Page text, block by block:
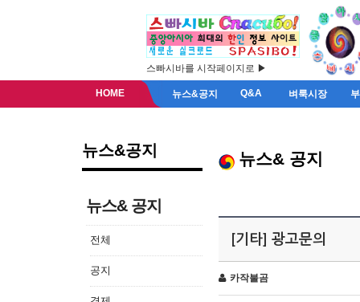
스빠시바를 시작페이지로 ▶
HOME 뉴스&공지 Q&A 벼룩시장
뉴스&공지
뉴스& 공지
전체
공지
뉴스& 공지
[기타] 광고문의
카작불곰